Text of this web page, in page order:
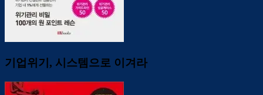
기업위기, 시스템으로 이겨라